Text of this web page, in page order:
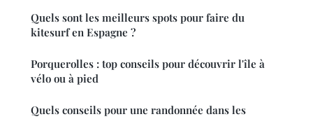
Quels sont les meilleurs spots pour faire du
kitesurf en Espagne ?
Porquerolles : top conseils pour découvrir l'île à
vélo ou à pied
Quels conseils pour une randonnée dans les